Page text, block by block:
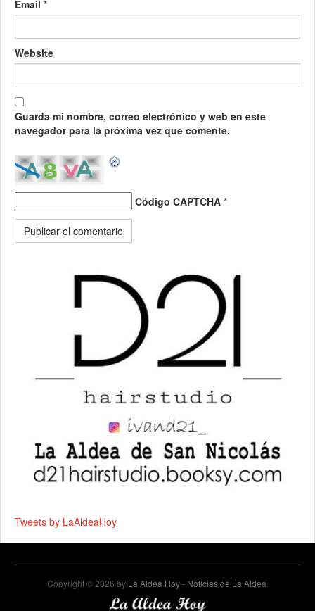
Email *
Website
Guarda mi nombre, correo electrónico y web en este
navegador para la próxima vez que comente.
Código CAPTCHA *
Tweets by LaAldeaHoy
Copyright © 2026 by La Aldea Hoy - Noticias de La Aldea